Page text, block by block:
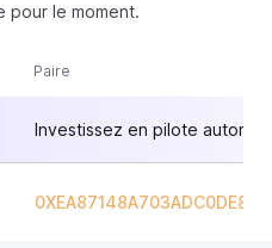
pour le moment.
Paire
Investissez en pilote